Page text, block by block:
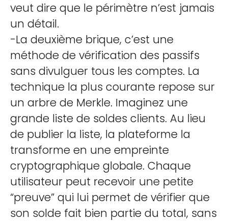
veut dire que le périmètre n’est jamais
un détail.
-La deuxième brique, c’est une
méthode de vérification des passifs
sans divulguer tous les comptes. La
technique la plus courante repose sur
un arbre de Merkle. Imaginez une
grande liste de soldes clients. Au lieu
de publier la liste, la plateforme la
transforme en une empreinte
cryptographique globale. Chaque
utilisateur peut recevoir une petite
“preuve” qui lui permet de vérifier que
son solde fait bien partie du total, sans